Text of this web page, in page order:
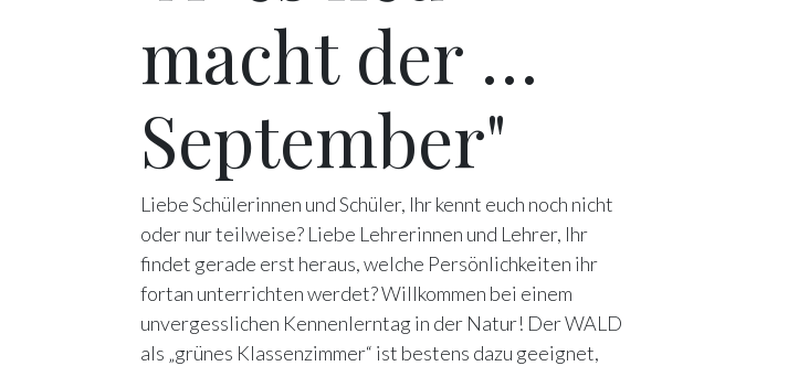
macht der …
September"
Liebe Schülerinnen und Schüler, Ihr kennt euch noch nicht
oder nur teilweise? Liebe Lehrerinnen und Lehrer, Ihr
findet gerade erst heraus, welche Persönlichkeiten ihr
fortan unterrichten werdet? Willkommen bei einem
unvergesslichen Kennenlerntag in der Natur! Der WALD
als „grünes Klassenzimmer“ ist bestens dazu geeignet,